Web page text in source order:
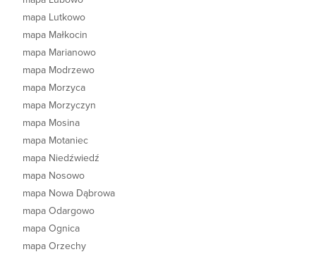
mapa Lutkowo
mapa Małkocin
mapa Marianowo
mapa Modrzewo
mapa Morzyca
mapa Morzyczyn
mapa Mosina
mapa Motaniec
mapa Niedźwiedź
mapa Nosowo
mapa Nowa Dąbrowa
mapa Odargowo
mapa Ognica
mapa Orzechy